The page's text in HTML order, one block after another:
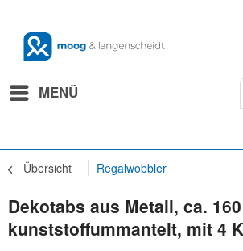
MENÜ
Übersicht Regalwobbler
Dekotabs aus Metall, ca.
kunststoffummantelt, mit 4